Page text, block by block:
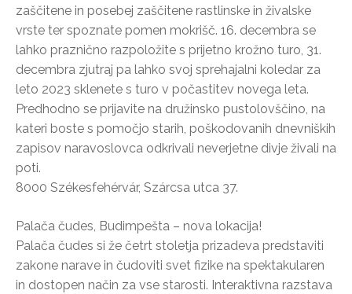
zaščitene in posebej zaščitene rastlinske in živalske
vrste ter spoznate pomen mokrišč. 16. decembra se
lahko praznično razpoložite s prijetno krožno turo, 31.
decembra zjutraj pa lahko svoj sprehajalni koledar za
leto 2023 sklenete s turo v počastitev novega leta.
Predhodno se prijavite na družinsko pustolovščino, na
kateri boste s pomočjo starih, poškodovanih dnevniških
zapisov naravoslovca odkrivali neverjetne divje živali na
poti.
8000 Székesfehérvár, Szárcsa utca 37.
Palača čudes, Budimpešta – nova lokacija!
Palača čudes si že četrt stoletja prizadeva predstaviti
zakone narave in čudoviti svet fizike na spektakularen
in dostopen način za vse starosti. Interaktivna razstava